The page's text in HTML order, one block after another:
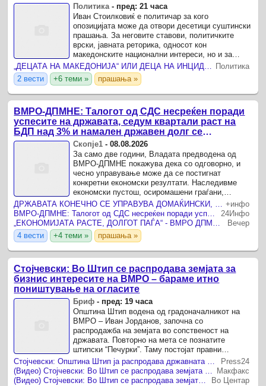
Политика- пред: 21 часа
Иван Стоилковиќ е политичар за кого
опозицијата може да отвори десетици суштински
прашања. За неговите ставови, политичките
врски, јавната реторика, односот кон
македонските национални интереси, но и за
молкот во моменти кога од Белград доаѓаат
пораки што директно го допираат ...
„ДЕЦАТА НА МАКЕДОНИЈА“ ИЛИ ДЕЦА НА ИНЦИДЕНТОТ? Дали Филипче заглави во сопствената режија?! Политика
2 вести
+6 теми » прашања »
ВМРО-ДПМНЕ: Талогот од СДС несреќен поради
успесите на државата, седум квартали раст на
БДП над 3% и намален државен долг се
показатели за економска стабилност
Скопје1 -08.08.2026
За само две години, Владата предводена од
ВМРО-ДПМНЕ покажува дека со одговорно, и
чесно управување може да се постигнат
конкретни економски резултати. Наследивме
економски пустош, осиромашени граѓани,
ослабени и нефункционални институции и
огромни обврски.
ДРЖАВАТА КОНЕЧНО СЕ УПРАВУВА ДОМАЌИНСКИ, ТАЛОГОТ ОД СДСМ Е НЕСРЕЌЕН ПОРАДИ ТОА Инфлацијата се забавува, долгот се намалува, а БДП расте +инфо
ВМРО-ДПМНЕ: Талогот од СДС несреќен поради успесите на државата, седум квартали раст на БДП над 3% и намален државен долг
24Инфо
„ЕКОНОМИЈАТА РАСТЕ, ДОЛГОТ ПАЃА“ - ВМРО ДПМНЕ до СДСМ : Седум квартали со раст над 3%
Вечер
4 вести
+4 теми » прашања »
Стојчевски: Во Штип се распродава земјата за
бизнис интересите на ВМРО – бараме итно
поништување на огласите
Бриф - пред: 19 часа
Општина Штип водена од градоначалникот на
ВМРО – Иван Јорданов, започна со
распродажба на земјата во сопственост на
државата. Повторно на мета се познатите
штипски “Печурки”. Таму постојат правни
субјекти од кои граѓаните со години егзистираат.
Press24
Макфакс
Во Центар